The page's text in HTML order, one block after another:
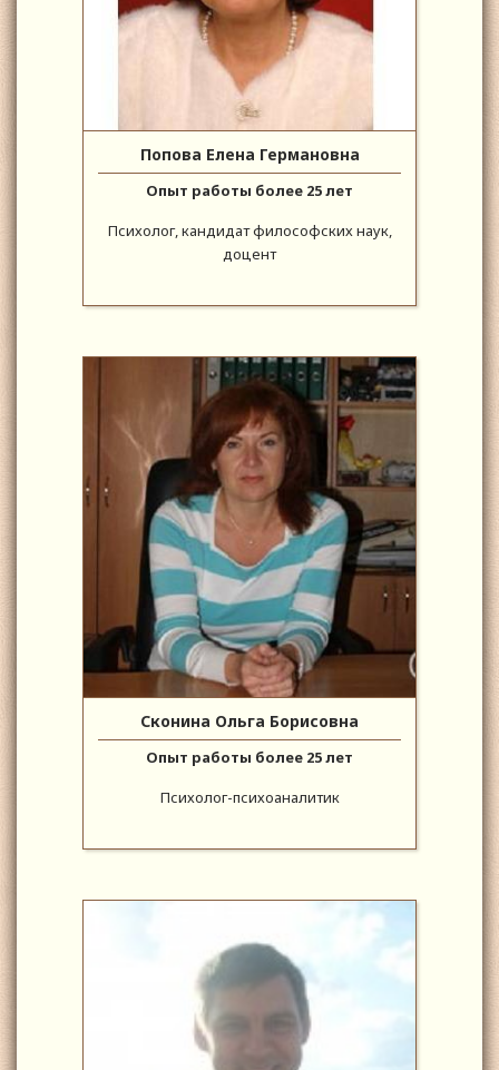
Попова Елена Германовна
Опыт работы более 25 лет
Психолог, кандидат философских наук,
доцент
Сконина Ольга Борисовна
Опыт работы более 25 лет
Психолог-психоаналитик